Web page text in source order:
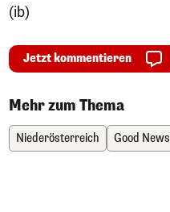
(ib)
Jetzt kommentieren
Mehr zum Thema
Niederösterreich Good News